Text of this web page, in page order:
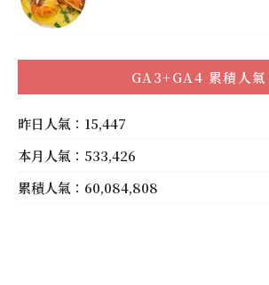
GA3+GA4 累積人氣
昨日人氣：15,447
本月人氣：533,426
累積人氣：60,084,808